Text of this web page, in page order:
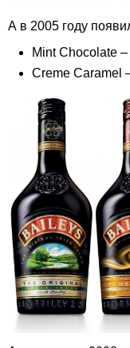
А в 2005 году
Mint Chocolate
Creme Caramel